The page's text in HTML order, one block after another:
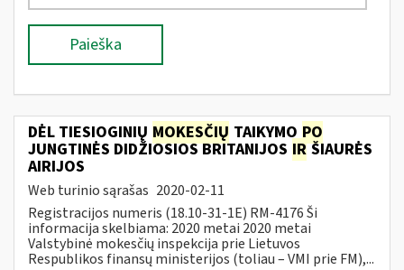
Paieška
DĖL TIESIOGINIŲ MOKESČIŲ TAIKYMO PO
JUNGTINĖS DIDŽIOSIOS BRITANIJOS IRŠIAURĖS
AIRIJOS
Web turinio sąrašas 2020-02-11
Registracijos numeris (18.10-31-1E) RM-4176 Ši
informacija skelbiama: 2020 metai 2020 metai
Valstybinė mokesčių inspekcija prie Lietuvos
Respublikos finansų ministerijos (toliau – VMI prie FM),...